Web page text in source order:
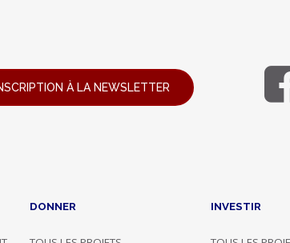
À LA NEWSLETTER
DONNER INVESTIR